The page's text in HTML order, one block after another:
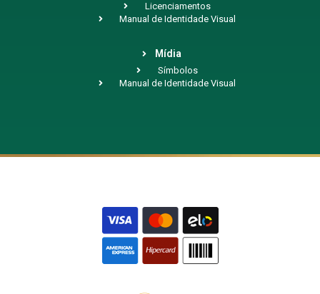
Licenciamentos
Manual de Identidade Visual
Mídia
Símbolos
Manual de Identidade Visual